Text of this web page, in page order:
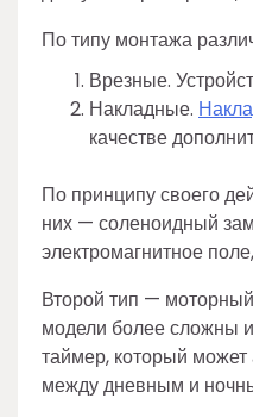
По типу монтажа
Врезные.
Накладные.
качестве
По принципу своего
них — соленоидный
электромагнитное
Второй тип —
модели более сложны
таймер, который
между дневным и